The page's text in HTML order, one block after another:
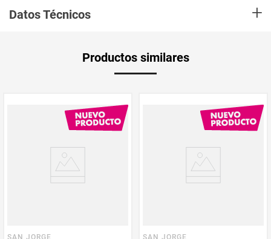
Datos Técnicos +
Productos similares
SAN JORGE SAN JORGE